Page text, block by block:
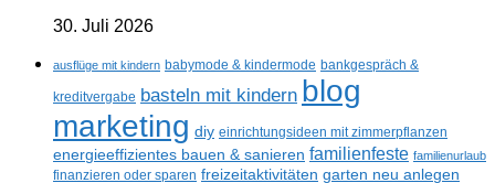
30. Juli 2026
ausflüge mit kindern babymode & kindermode bankgespräch &
kreditvergabe basteln mit kindern blog
marketing diy einrichtungsideen mit zimmerpflanzen
energieeffizientes bauen & sanieren familienfeste familienurlaub
finanzieren oder sparen freizeitaktivitäten garten neu anlegen